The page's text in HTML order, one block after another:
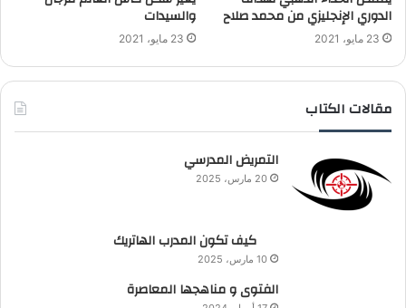
الدوري الإنجليزي من محمد صلاح
23 مايو، 2021
والسيدات
23 مايو، 2021
مقالات الكتاب
التمريض المدرسي
20 مارس، 2025
كيف تكون المدرب الهاتريك
10 مارس، 2025
الفتوى و مناهجها المعاصرة